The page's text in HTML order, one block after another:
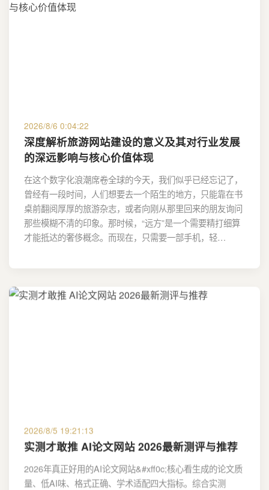
2026/8/6 0:04:22
深度解析旅游网站建设的意义及其对行业发展
的深远影响与核心价值体现
在这个数字化浪潮席卷全球的今天，我们似乎已经忘记了，
曾经有一段时间，人们想要去一个陌生的地方，只能靠在书
桌前翻阅厚厚的旅游杂志，或者向刚从那里回来的朋友询问
那些模糊不清的印象。那时候，“远方”是一个需要精打细算
才能抵达的奢侈概念。而现在，只需要一部手机，轻…
2026/8/5 19:21:13
实测才敢推 AI论文网站 2026最新测评与推荐
2026年真正好用的AI论文网站&#xff0c;核心看生成的论文质
量、低AI味、格式正确、学术适配四大指标。综合实测